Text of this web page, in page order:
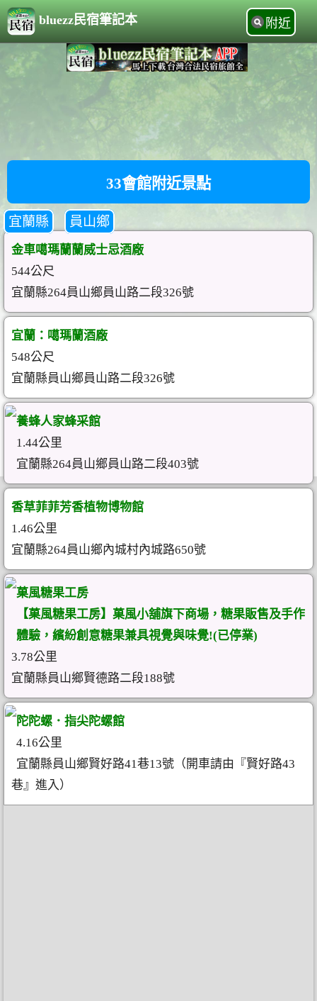
bluezz民宿筆記本 附近
33會館附近景點
宜蘭縣 員山鄉
金車噶瑪蘭蘭威士忌酒廠
544公尺
宜蘭縣264員山鄉員山路二段326號
宜蘭：噶瑪蘭酒廠
548公尺
宜蘭縣員山鄉員山路二段326號
養蜂人家蜂采館
1.44公里
宜蘭縣264員山鄉員山路二段403號
香草菲菲芳香植物博物館
1.46公里
宜蘭縣264員山鄉內城村內城路650號
菓風糖果工房
【菓風糖果工房】菓風小舖旗下商場，糖果販售及手作
體驗，繽紛創意糖果兼具視覺與味覺!(已停業)
3.78公里
宜蘭縣員山鄉賢德路二段188號
陀陀螺．指尖陀螺館
4.16公里
宜蘭縣員山鄉賢好路41巷13號（開車請由『賢好路43
巷』進入）